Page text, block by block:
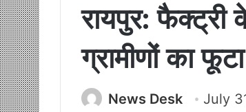
रायपुर: फैक्ट्री
ग्रामीणों का
News Desk July